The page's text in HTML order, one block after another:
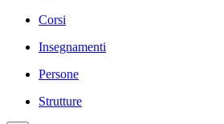
Corsi
Insegnamenti
Persone
Strutture